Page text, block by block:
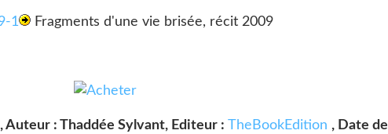
Fragments d'une vie brisée, récit 2009
, Auteur : Thaddée Sylvant, Editeur : TheBookEdition , Date de